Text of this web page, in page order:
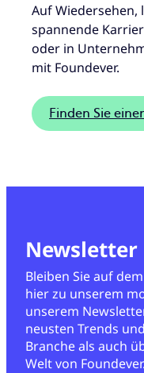
Auf Wiedersehen,
spannende
oder in
mit Foundever.
Finden Sie
Newsletter
Bleiben Sie auf
hier zu unserem
unserem
neusten Trends
Branche als auch
Welt von Foundever.